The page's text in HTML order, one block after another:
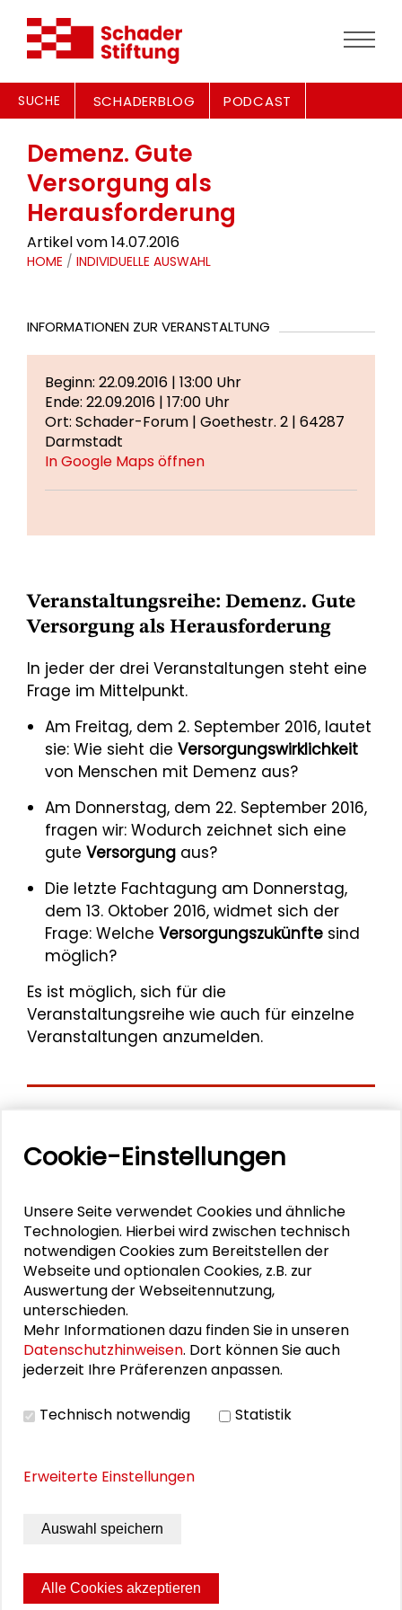
SUCHE SCHADERBLOG PODCAST
Demenz. Gute
Versorgung als
Herausforderung
Artikel vom 14.07.2016
HOME / INDIVIDUELLE AUSWAHL
INFORMATIONEN ZUR VERANSTALTUNG
Beginn: 22.09.2016 | 13:00 Uhr
Ende: 22.09.2016 | 17:00 Uhr
Ort: Schader-Forum | Goethestr. 2 | 64287
Darmstadt
In Google Maps öffnen
Veranstaltungsreihe: Demenz. Gute
Versorgung als Herausforderung
In jeder der drei Veranstaltungen steht eine
Frage im Mittelpunkt.
Am Freitag, dem 2. September 2016, lautet
sie: Wie sieht die Versorgungswirklichkeit
von Menschen mit Demenz aus?
Am Donnerstag, dem 22. September 2016,
fragen wir: Wodurch zeichnet sich eine
gute Versorgung aus?
Die letzte Fachtagung am Donnerstag,
dem 13. Oktober 2016, widmet sich der
Frage: Welche Versorgungszukünfte sind
möglich?
Es ist möglich, sich für die
Veranstaltungsreihe wie auch für einzelne
Veranstaltungen anzumelden.
Veranstaltungen
11. Internationale Waldkunstkonferenz
"Demokratischer Wald"
Schlüsseltexte für die Wirtschaft von morgen
Zusammen mehr erreichen – Zukunftsbündnis im
Dialog
Schader-Festival 2026
25. Runder Tisch Wissenschaftsstadt Darmstadt
Programm Veranstaltungsreihe Demenz (PDF)
Cookie-Einstellungen
Unsere Seite verwendet Cookies und ähnliche
Technologien. Hierbei wird zwischen technisch
notwendigen Cookies zum Bereitstellen der
Webseite und optionalen Cookies, z.B. zur
Auswertung der Webseitennutzung,
unterschieden.
Mehr Informationen dazu finden Sie in unseren
Datenschutzhinweisen. Dort können Sie auch
jederzeit Ihre Präferenzen anpassen.
Technisch notwendig Statistik
Erweiterte Einstellungen
Auswahl speichern
Alle Cookies akzeptieren